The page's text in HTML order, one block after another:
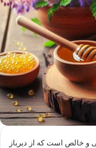
خالص است که از دیرباز